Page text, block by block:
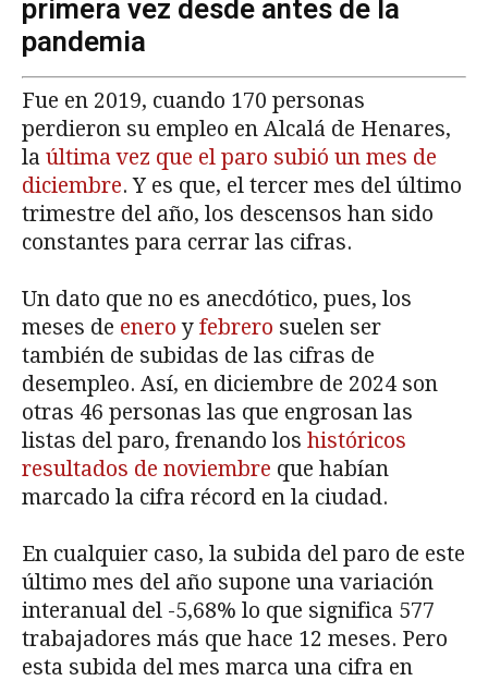
primera vez desde antes de la
pandemia
Fue en 2019, cuando 170 personas
perdieron su empleo en Alcalá de Henares,
la última vez que el paro subió un mes de
diciembre. Y es que, el tercer mes del último
trimestre del año, los descensos han sido
constantes para cerrar las cifras.
Un dato que no es anecdótico, pues, los
meses de eneroy febrero suelen ser
también de subidas de las cifras de
desempleo. Así, en diciembre de 2024 son
otras 46 personas las que engrosan las
listas del paro, frenando los históricos
resultados de noviembre que habían
marcado la cifra récord en la ciudad.
En cualquier caso, la subida del paro de este
último mes del año supone una variación
interanual del -5,68% lo que significa 577
trabajadores más que hace 12 meses. Pero
esta subida del mes marca una cifra en